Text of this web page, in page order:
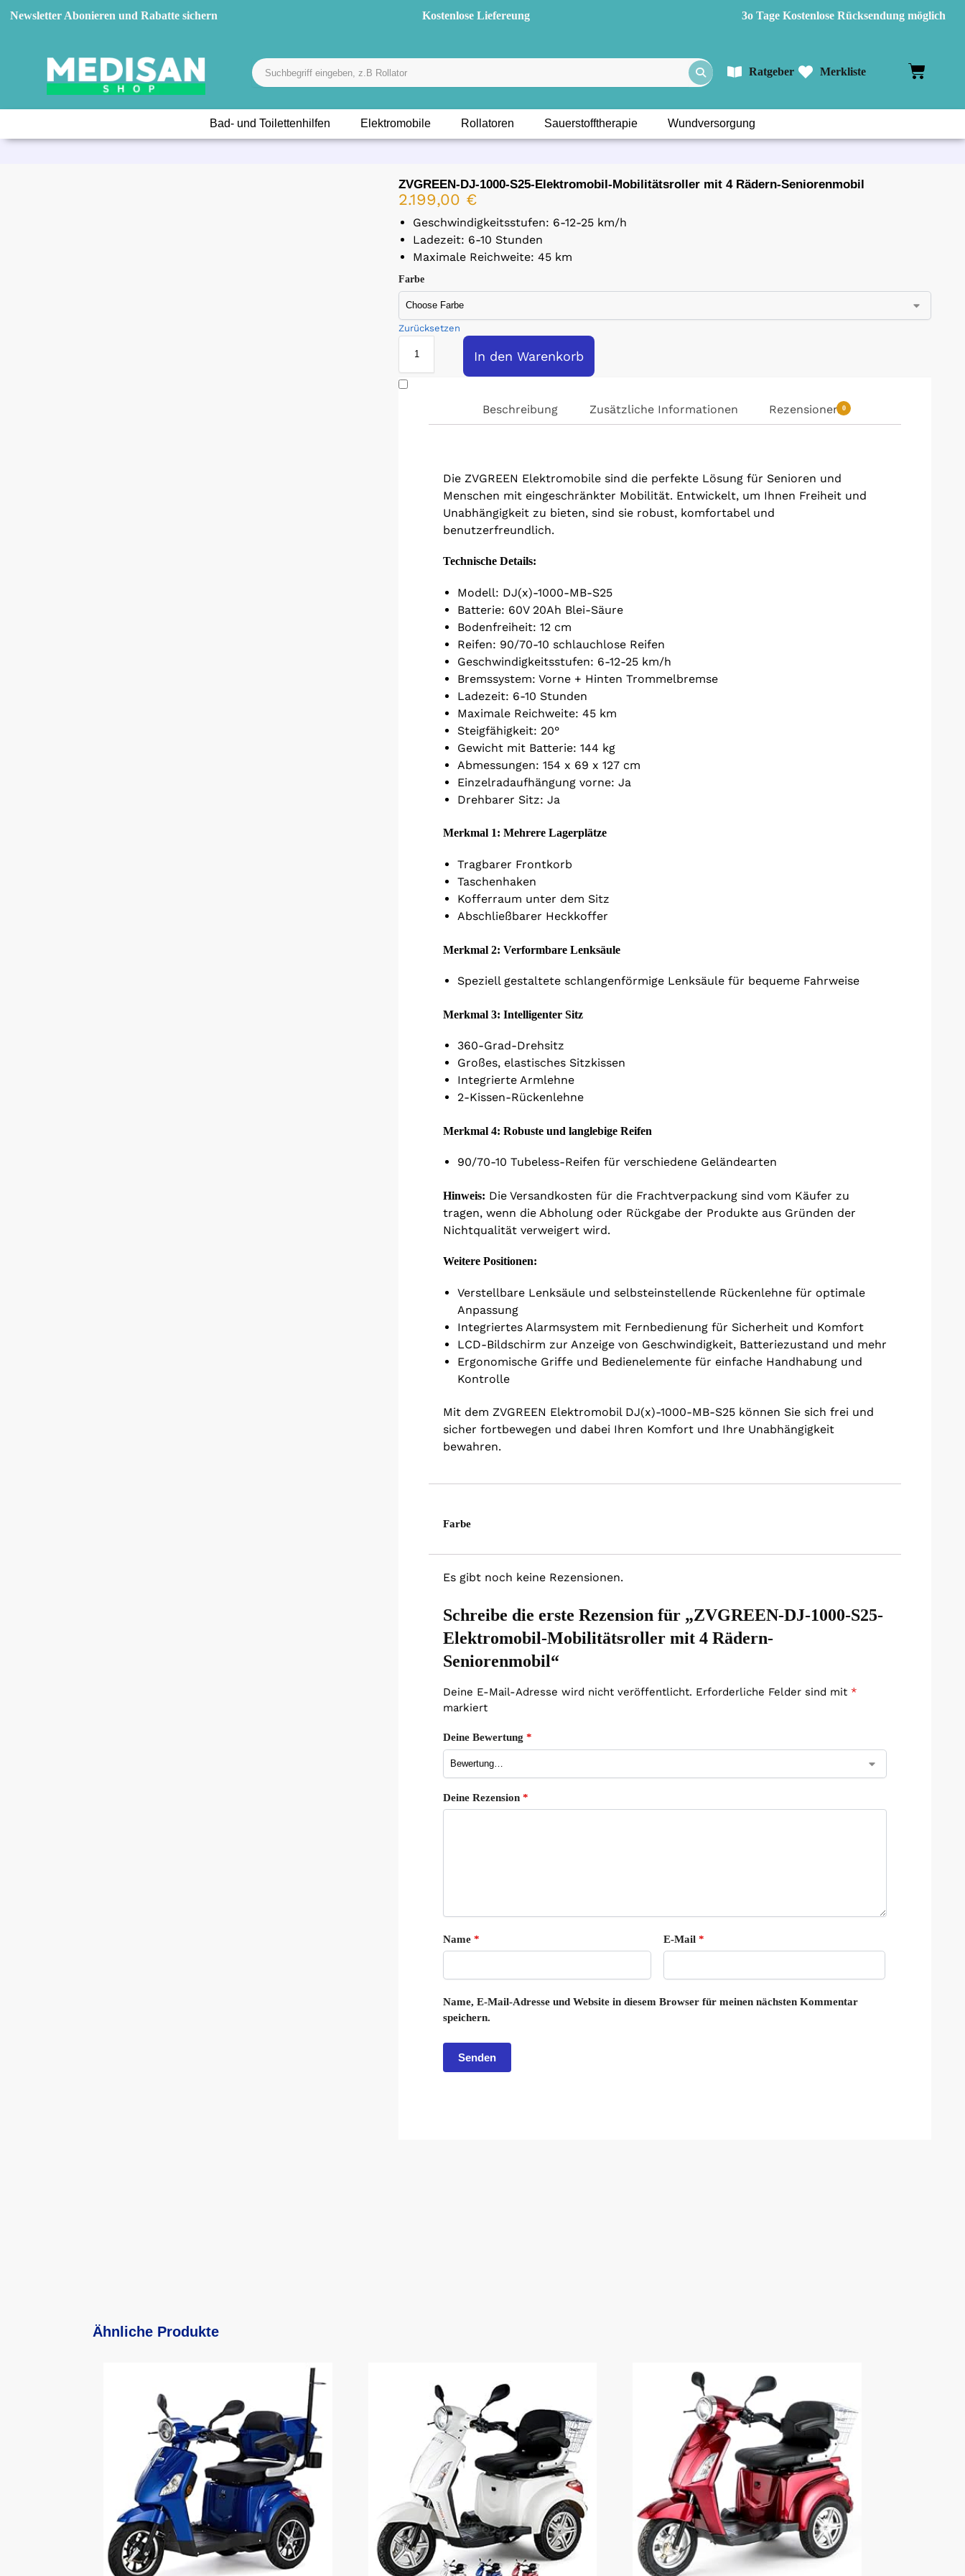
Newsletter Abonieren und Rabatte sichern Kostenlose Liefereung 3o Tage Kostenlose Rücksendung möglich
Ratgeber Merkliste
Bad- und Toilettenhilfen Elektromobile Rollatoren Sauerstofftherapie Wundversorgung
ZVGREEN-DJ-1000-S25-Elektromobil-Mobilitätsroller mit 4 Rädern-Seniorenmobil
2.199,00 €
Geschwindigkeitsstufen: 6-12-25 km/h
Ladezeit: 6-10 Stunden
Maximale Reichweite: 45 km
Farbe
Zurücksetzen
In den Warenkorb
Beschreibung Zusätzliche Informationen Rezensionen 0
Die ZVGREEN Elektromobile sind die perfekte Lösung für Senioren und
Menschen mit eingeschränkter Mobilität. Entwickelt, um Ihnen Freiheit und
Unabhängigkeit zu bieten, sind sie robust, komfortabel und
benutzerfreundlich.
Technische Details:
Modell: DJ(x)-1000-MB-S25
Batterie: 60V 20Ah Blei-Säure
Bodenfreiheit: 12 cm
Reifen: 90/70-10 schlauchlose Reifen
Geschwindigkeitsstufen: 6-12-25 km/h
Bremssystem: Vorne + Hinten Trommelbremse
Ladezeit: 6-10 Stunden
Maximale Reichweite: 45 km
Steigfähigkeit: 20°
Gewicht mit Batterie: 144 kg
Abmessungen: 154 x 69 x 127 cm
Einzelradaufhängung vorne: Ja
Drehbarer Sitz: Ja
Merkmal 1: Mehrere Lagerplätze
Tragbarer Frontkorb
Taschenhaken
Kofferraum unter dem Sitz
Abschließbarer Heckkoffer
Merkmal 2: Verformbare Lenksäule
Speziell gestaltete schlangenförmige Lenksäule für bequeme Fahrweise
Merkmal 3: Intelligenter Sitz
360-Grad-Drehsitz
Großes, elastisches Sitzkissen
Integrierte Armlehne
2-Kissen-Rückenlehne
Merkmal 4: Robuste und langlebige Reifen
90/70-10 Tubeless-Reifen für verschiedene Geländearten
Hinweis: Die Versandkosten für die Frachtverpackung sind vom Käufer zu
tragen, wenn die Abholung oder Rückgabe der Produkte aus Gründen der
Nichtqualität verweigert wird.
Weitere Positionen:
Verstellbare Lenksäule und selbsteinstellende Rückenlehne für optimale
Anpassung
Integriertes Alarmsystem mit Fernbedienung für Sicherheit und Komfort
LCD-Bildschirm zur Anzeige von Geschwindigkeit, Batteriezustand und mehr
Ergonomische Griffe und Bedienelemente für einfache Handhabung und
Kontrolle
Mit dem ZVGREEN Elektromobil DJ(x)-1000-MB-S25 können Sie sich frei und
sicher fortbewegen und dabei Ihren Komfort und Ihre Unabhängigkeit
bewahren.
Farbe
Es gibt noch keine Rezensionen.
Schreibe die erste Rezension für „ZVGREEN-DJ-1000-S25-
Elektromobil-Mobilitätsroller mit 4 Rädern-
Seniorenmobil“
Deine E-Mail-Adresse wird nicht veröffentlicht. Erforderliche Felder sind mit *
markiert
Deine Bewertung *
Deine Rezension *
Name * E-Mail*
Name, E-Mail-Adresse und Website in diesem Browser für meinen nächsten Kommentar
speichern.
Ähnliche Produkte